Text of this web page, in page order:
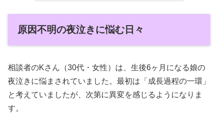
原因不明の夜泣きに悩む日々
相談者のKさん（30代・女性）は、生後6ヶ月になる娘の
夜泣きに悩まされていました。最初は「成長過程の一環」
と考えていましたが、次第に異変を感じるようになりま
す。